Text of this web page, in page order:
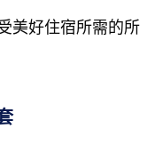
美好住宿所需的所